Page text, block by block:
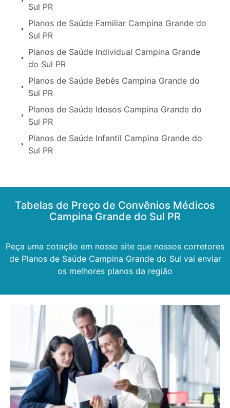
Sul PR
Planos de Saúde Familiar Campina Grande do
Sul PR
Planos de Saúde Individual Campina Grande
do Sul PR
Planos de Saúde Bebês Campina Grande do
Sul PR
Planos de Saúde Idosos Campina Grande do
Sul PR
Planos de Saúde Infantil Campina Grande do
Sul PR
Tabelas de Preço de Convênios Médicos
Campina Grande do Sul PR
Peça uma cotação em nosso site que nossos corretores
de Planos de Saúde Campina Grande do Sul vai enviar
os melhores planos da região